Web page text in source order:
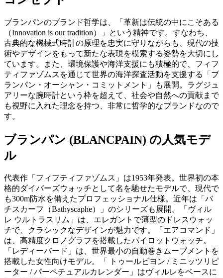
ブランパンのブランド哲学は、「革新は伝統の中にこそある
（Innovation is our tradition）」という精神です。すなわち、
古典的な機械式時計の原理を忠実に守りながらも、現代の技
術やデザインをもって新たな表現を模索する姿勢を大切にし
ています。また、環境保護や海洋支援にも積極的で、フィフ
ティファゾムスを通じて世界の海洋探査活動を支援する「ブ
ランパン・オーシャン・コミットメント」も展開。ラグジュ
アリーな腕時計という枠を超えて、社会や自然への貢献まで
も視野に入れた理念を持つ、非常に哲学的なブランドなので
す。
ブランパン (BLANCPAIN) の人気モデ
ル
代表作「フィフティファゾムス」は1953年発表。世界初の本
格的ダイバーズウォッチとして名を馳せたモデルで、現代で
も300m防水を備えたプロフェッショナル仕様。近年は「バ
チスカーフ（Bathyscaphe）」のシリーズも展開。「ヴィル
レ ウルトラスリム」は、エレガントで薄型のドレスウォッ
チで、クラシックなデザインが魅力です。「エアコマンド」
は、高精度クロノグラフを搭載したパイロットウォッチ。
「レディーバード」は、世界最小の自動巻きムーブメントを
搭載した女性向けモデル。「 トゥールビヨン / ミニッツリピ
ーター / パーペチュアルカレンダー」はヴィルレをベースに